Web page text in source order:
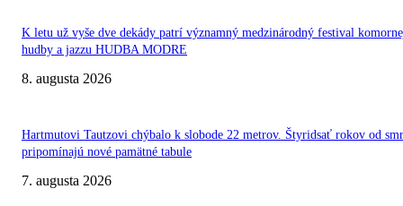
K letu už vyše dve dekády patrí významný medzinárodný festival
hudby a jazzu HUDBA MODRE
8. augusta 2026
Hartmutovi Tautzovi chýbalo k slobode 22 metrov. Štyridsať rokov od
pripomínajú nové pamätné tabule
7. augusta 2026